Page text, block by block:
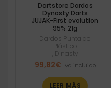
Dartstore Dardos
Dynasty Darts
JUJAK-First evolution
95% 21g
Dardos Punta de
Plástico
Dinasty
99,82€ Iva incluido
LEER MÁS